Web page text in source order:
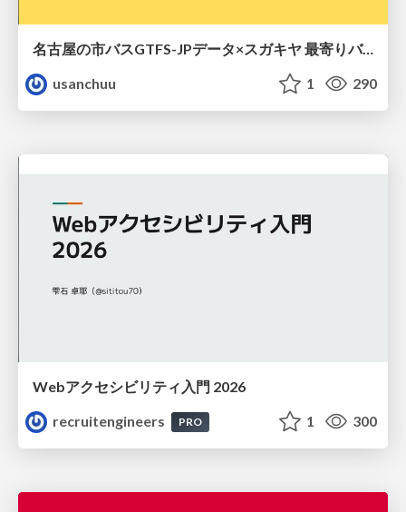
名古屋の市バスGTFS-JPデータ×スガキヤ 最寄りバス停検索をAmazon ElastiCache Serverless for Valkeyで最適化する
usanchuu
1 290
Webアクセシビリティ入門 2026
recruitengineers
PRO 1 300